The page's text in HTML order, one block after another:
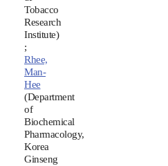
Tobacco
Research
Institute)
;
Rhee,
Man-
Hee
(Department
of
Biochemical
Pharmacology,
Korea
Ginseng